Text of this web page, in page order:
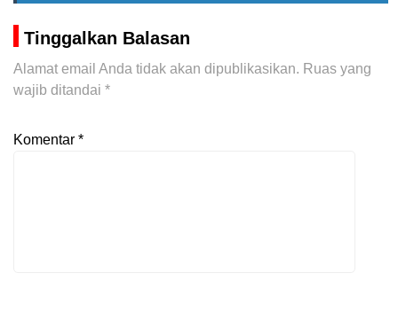
Tinggalkan Balasan
Alamat email Anda tidak akan dipublikasikan. Ruas yang
wajib ditandai *
Komentar *